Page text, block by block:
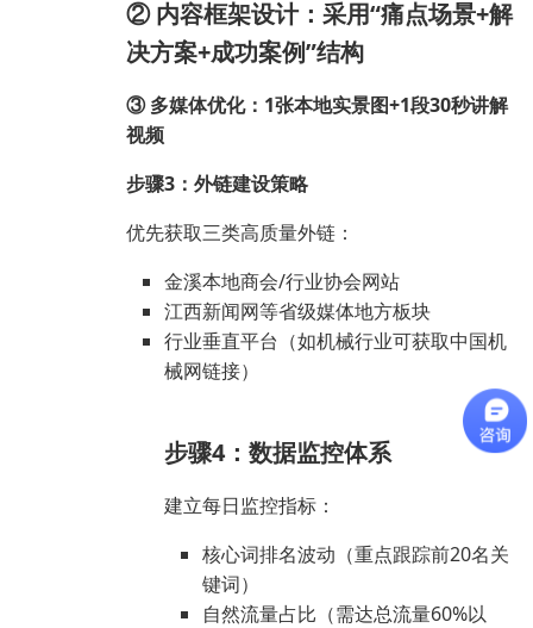
② 内容框架设计：采用“痛点场景+解
决方案+成功案例”结构
③ 多媒体优化：1张本地实景图+1段30秒讲解
视频
步骤3：外链建设策略
优先获取三类高质量外链：
金溪本地商会/行业协会网站
江西新闻网等省级媒体地方板块
行业垂直平台（如机械行业可获取中国机
械网链接）
步骤4：数据监控体系
建立每日监控指标：
核心词排名波动（重点跟踪前20名关
键词）
自然流量占比（需达总流量60%以